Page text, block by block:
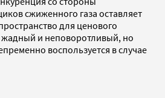
сжиженного газа оставляет
для ценового
и неповоротливый, но
воспользуется в случае